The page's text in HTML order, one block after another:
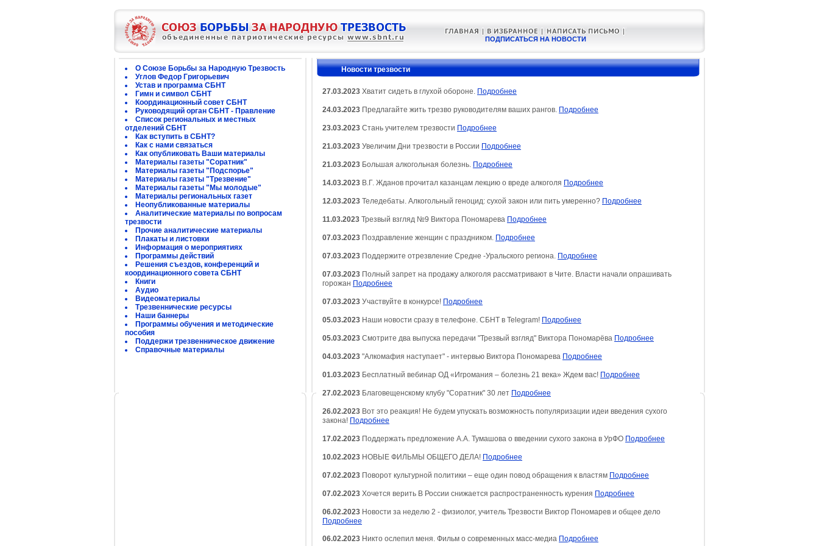
ПОДПИСАТЬСЯ НА НОВОСТИ
О Союзе Борьбы за Народную Трезвость
Углов Федор Григорьевич
Устав и программа СБНТ
Гимн и символ СБНТ
Координационный совет СБНТ
Руководящий орган СБНТ - Правление
Список региональных и местных
отделений СБНТ
Как вступить в СБНТ?
Как с нами связаться
Как опубликовать Ваши материалы
Материалы газеты "Соратник"
Материалы газеты "Подспорье"
Материалы газеты "Трезвение"
Материалы газеты "Мы молодые"
Материалы региональных газет
Неопубликованные материалы
Аналитические материалы по вопросам
трезвости
Прочие аналитические материалы
Плакаты и листовки
Информация о мероприятиях
Программы действий
Решения съездов, конференций и
координационного совета СБНТ
Книги
Аудио
Видеоматериалы
Трезвеннические ресурсы
Наши баннеры
Программы обучения и методические
пособия
Поддержи трезвенническое движение
Справочные материалы
Новости трезвости
27.03.2023 Хватит сидеть в глухой обороне. Подробнее
24.03.2023 Предлагайте жить трезво руководителям ваших рангов. Подробнее
23.03.2023 Стань учителем трезвости Подробнее
21.03.2023 Увеличим Дни трезвости в России Подробнее
21.03.2023 Большая алкогольная болезнь. Подробнее
14.03.2023 В.Г. Жданов прочитал казанцам лекцию о вреде алкоголя Подробнее
12.03.2023 Теледебаты. Алкогольный геноцид: сухой закон или пить умеренно? Подробнее
11.03.2023 Трезвый взгляд №9 Виктора Пономарева Подробнее
07.03.2023 Поздравление женщин с праздником. Подробнее
07.03.2023 Поддержите отрезвление Средне -Уральского региона. Подробнее
07.03.2023 Полный запрет на продажу алкоголя рассматривают в Чите. Власти начали опрашивать
горожан Подробнее
07.03.2023 Участвуйте в конкурсе! Подробнее
05.03.2023 Наши новости сразу в телефоне. СБНТ в Telegram! Подробнее
05.03.2023 Смотрите два выпуска передачи "Трезвый взгляд" Виктора Пономарёва Подробнее
04.03.2023 "Алкомафия наступает" - интервью Виктора Пономарева Подробнее
01.03.2023 Бесплатный вебинар ОД «Игромания – болезнь 21 века» Ждем вас! Подробнее
27.02.2023 Благовещенскому клубу "Соратник" 30 лет Подробнее
26.02.2023 Вот это реакция! Не будем упускать возможность популяризации идеи введения сухого
закона! Подробнее
17.02.2023 Поддержать предложение А.А. Тумашова о введении сухого закона в УрФО Подробнее
10.02.2023 НОВЫЕ ФИЛЬМЫ ОБЩЕГО ДЕЛА! Подробнее
07.02.2023 Поворот культурной политики – еще один повод обращения к властям Подробнее
07.02.2023 Хочется верить В России снижается распространенность курения Подробнее
06.02.2023 Новости за неделю 2 - физиолог, учитель Трезвости Виктор Пономарев и общее дело
Подробнее
06.02.2023 Никто ослепил меня. Фильм о современных масс-медиа Подробнее